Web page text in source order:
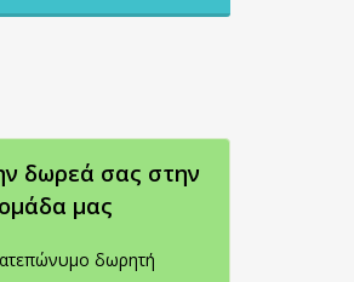
δωρεά σας στην
oμάδα μας
δωρητή